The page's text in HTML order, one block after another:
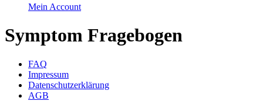
Mein Account
Symptom Fragebogen
FAQ
Impressum
Datenschutzerklärung
AGB